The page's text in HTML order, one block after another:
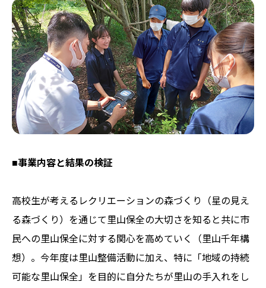
■事業内容と結果の検証
高校生が考えるレクリエーションの森づくり（星の見え
る森づくり）を通じて里山保全の大切さを知ると共に市
民への里山保全に対する関心を高めていく（里山千年構
想）。今年度は里山整備活動に加え、特に「地域の持続
可能な里山保全」を目的に自分たちが里山の手入れをし